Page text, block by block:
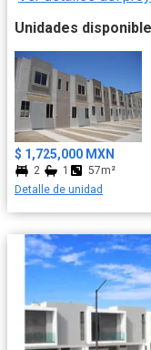
Unidades
$ 1,725,000 MXN
2 1
57m²
Detalle de unidad